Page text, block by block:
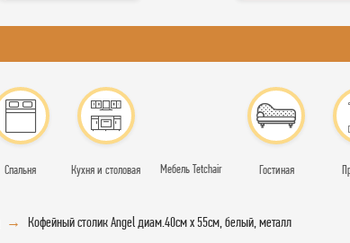
Спальня Кухня и столовая Мебель Tetchair Гостиная
Кофейный столик Angel диам.40см x 55см, белый, металл